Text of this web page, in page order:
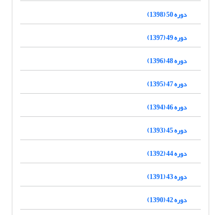
دوره 50 (1398)
دوره 49 (1397)
دوره 48 (1396)
دوره 47 (1395)
دوره 46 (1394)
دوره 45 (1393)
دوره 44 (1392)
دوره 43 (1391)
دوره 42 (1390)